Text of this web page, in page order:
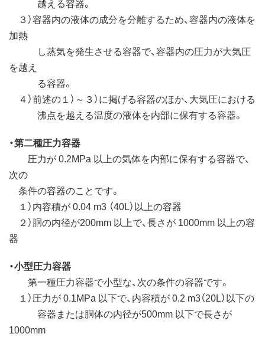
３）容器内の液体の成分を分離するため、容器内の液体を
加熱
し蒸気を発生させる容器で、容器内の圧力が大気圧
を越え
る容器。
４）前述の１）～３）に掲げる容器のほか、大気圧における
沸点を越える温度の液体を内部に保有する容器。
・第二種圧力容器
圧力が 0.2MPa 以上の気体を内部に保有する容器で、
次の
条件の容器のことです。
１）内容積が 0.04 m3 （40L）以上の容器
２）胴の内径が200mm 以上で、長さが 1000mm 以上の容
器
・小型圧力容器
第一種圧力容器で小型な、次の条件の容器です。
１）圧力が 0.1MPa 以下で、内容積が 0.2 m3（20L）以下の
容器または胴体の内径が500mm 以下で長さが
1000mm